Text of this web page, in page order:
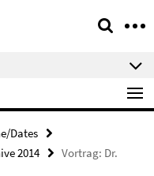
Dates
2014
Vortrag: Dr.